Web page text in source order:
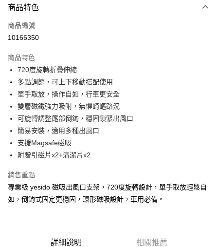
LINE Pay
Apple Pay
悠遊付
ATM付款
運送方式
全家取貨付款
每筆NT$65，滿NT$690(含以上)免運費
付款後全家取貨
7-11取貨付款
每筆NT$65，滿NT$690(含以上)免運費
商品特色
商品編號
10166350
商品特色
720度旋轉折疊伸縮
多點調節，可上下移動搭配使用
單手取放，操作自如，行車更安全
雙層磁鐵強力吸附，無懼崎嶇路況
可旋轉調整尾部倒鉤，穩固鎖緊出風口
簡易安裝，適用多種出風口
支援Magsafe磁吸
附贈引磁片x2+清潔片x2
銷售重點
專業級 yesido 磁吸出風口支架，720度旋轉設計，單手取放輕鬆自
如，倒鉤式固定更穩固，環形磁吸設計，車用必備。
詳細說明 相關推薦